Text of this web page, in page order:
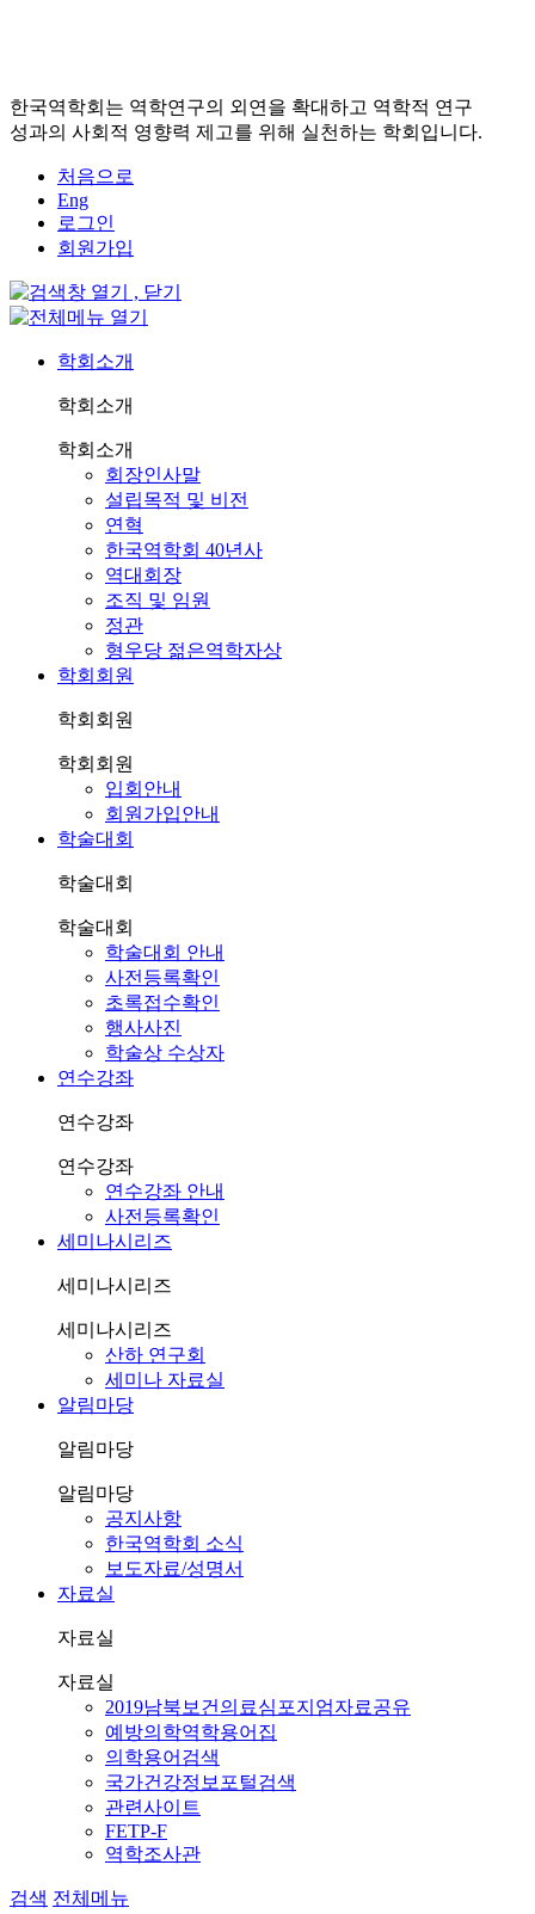
한국역학회는 역학연구의 외연을 확대하고 역학적 연구
성과의 사회적 영향력 제고를 위해 실천하는 학회입니다.
처음으로
Eng
로그인
회원가입
학회소개
학회소개
학회소개
회장인사말
설립목적 및 비전
연혁
한국역학회 40년사
역대회장
조직 및 임원
정관
형우당 젊은역학자상
학회회원
학회회원
학회회원
입회안내
회원가입안내
학술대회
학술대회
학술대회
학술대회 안내
사전등록확인
초록접수확인
행사사진
학술상 수상자
연수강좌
연수강좌
연수강좌
연수강좌 안내
사전등록확인
세미나시리즈
세미나시리즈
세미나시리즈
산하 연구회
세미나 자료실
알림마당
알림마당
알림마당
공지사항
한국역학회 소식
보도자료/성명서
자료실
자료실
자료실
2019남북보건의료심포지엄자료공유
예방의학역학용어집
의학용어검색
국가건강정보포털검색
관련사이트
FETP-F
역학조사관
검색 전체메뉴